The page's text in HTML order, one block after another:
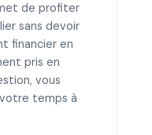
de profiter
sans devoir
financier en
pris en
vous
temps à